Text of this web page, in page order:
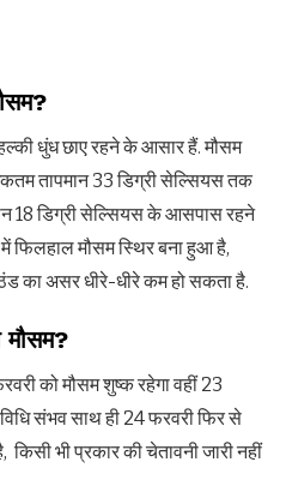
?
धुंध छाए रहने के आसार हैं. मौसम
तापमान 33 डिग्री सेल्सियस तक
18 डिग्री सेल्सियस के आसपास रहने
फिलहाल मौसम स्थिर बना हुआ है,
का असर धीरे-धीरे कम हो सकता है.
मौसम?
को मौसम शुष्क रहेगा वहीं 23
संभव साथ ही 24 फरवरी फिर से
भी प्रकार की चेतावनी जारी नहीं